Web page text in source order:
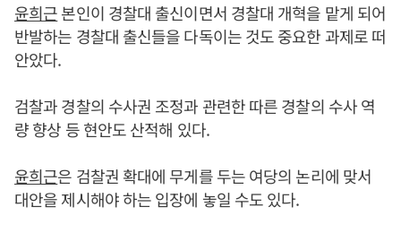
윤희근본인이 경찰대 출신이면서 경찰대 개혁을 맡게 되어
반발하는 경찰대 출신들을 다독이는 것도 중요한 과제로 떠
안았다.
검찰과 경찰의 수사권 조정과 관련한 따른 경찰의 수사 역
량 향상 등 현안도 산적해 있다.
윤희근은 검찰권 확대에 무게를 두는 여당의 논리에 맞서
대안을 제시해야 하는 입장에 놓일 수도 있다.